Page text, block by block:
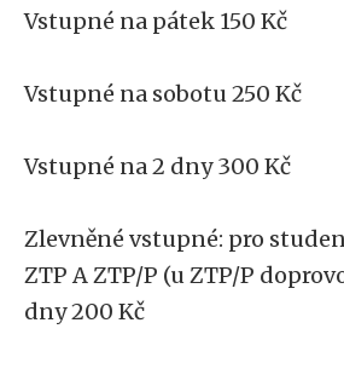
Vstupné na pátek 150 Kč
Vstupné na sobotu 250 Kč
Vstupné na 2 dny 300 Kč
Zlevněné vstupné: pro
ZTP A ZTP/P (u ZTP/P
dny 200 Kč